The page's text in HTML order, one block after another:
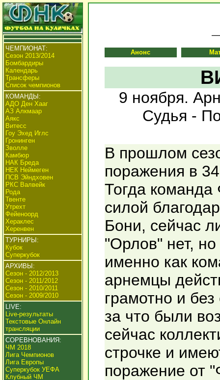
ЧЕМПИОНАТ:
Сезон 2013/2014
Бомбардиры
Календарь
Трансферы
Список чемпионов
КОМАНДЫ:
АДО Ден Хааг
АЗ Алкмаар
Аякс
Витесс
Гоу Эхед Иглс
Гронинген
Зволле
Камбюр
НАК Бреда
НЕК Неймеген
ПСВ Эйндховен
РКС Валвейк
Рода
Твенте
Утрехт
Фейеноорд
Хераклес
Херенвен
ТУРНИРЫ:
Кубок
Суперкубок
АРХИВЫ:
Сезон - 2012/2013
Сезон - 2011/2012
Сезон - 2010/2011
Сезон - 2009/2010
LIVE:
Live-результаты
Текстовые Онлайн
трансляции
СОРЕВНОВАНИЯ:
ЧМ 2018
Лига Чемпионов
Лига Европы
Суперкубок УЕФА
Клубный ЧМ
Анонс
9 ноября.
Судья -
В прошлом
поражения в
Тогда
силой
Бони, сейчас
"Орлов" нет,
именно как
арнемцы
грамотно и
за что были
сейчас
строчке и
поражение от